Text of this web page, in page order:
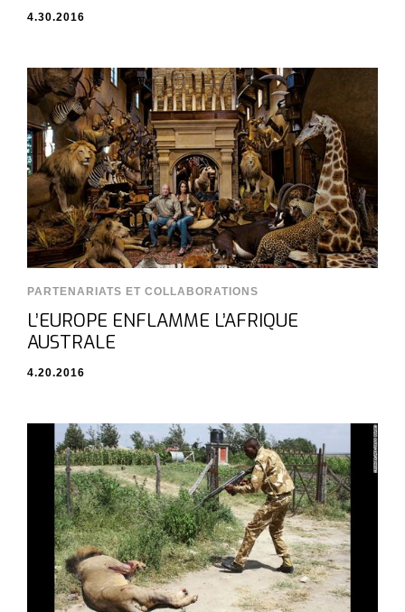
4.30.2016
PARTENARIATS ET COLLABORATIONS
L’EUROPE ENFLAMME L’AFRIQUE
AUSTRALE
4.20.2016